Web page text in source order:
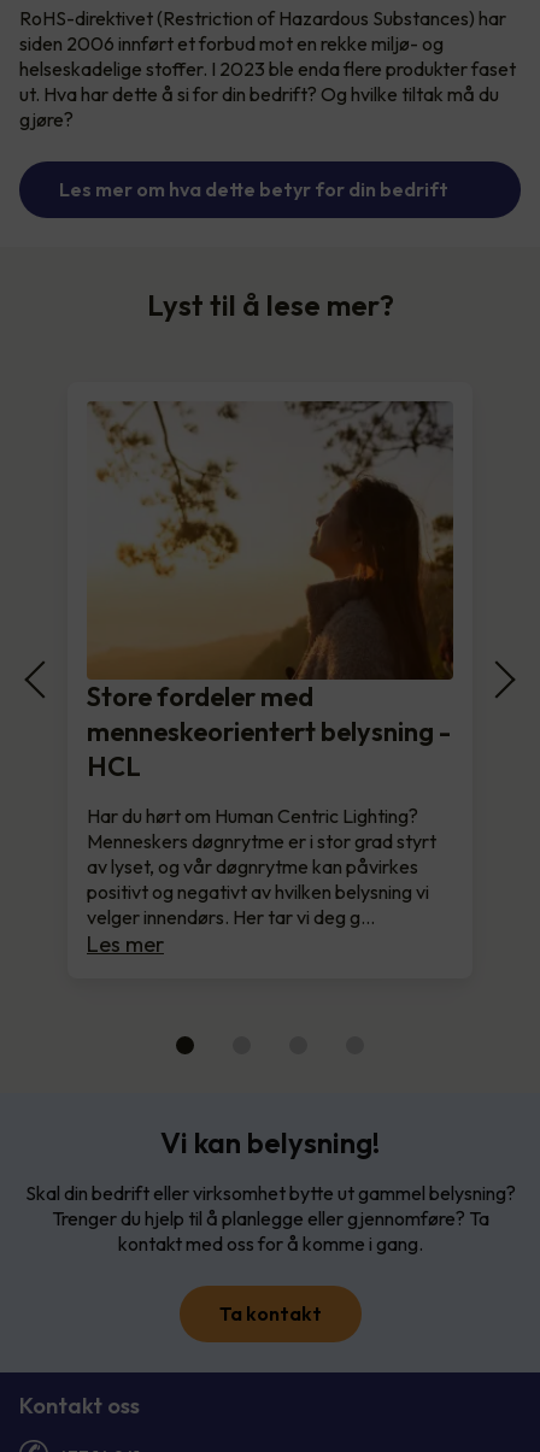
RoHS-direktivet (Restriction of Hazardous Substances) har
siden 2006 innført et forbud mot en rekke miljø- og
helseskadelige stoffer. I 2023 ble enda flere produkter faset
ut. Hva har dette å si for din bedrift? Og hvilke tiltak må du
gjøre?
Les mer om hva dette betyr for din bedrift
Lyst til å lese mer?
Store fordeler med
menneskeorientert belysning -
HCL
Har du hørt om Human Centric Lighting?
Menneskers døgnrytme er i stor grad styrt
av lyset, og vår døgnrytme kan påvirkes
positivt og negativt av hvilken belysning vi
velger innendørs. Her tar vi deg g…
Les mer
Vi kan belysning!
Skal din bedrift eller virksomhet bytte ut gammel belysning?
Trenger du hjelp til å planlegge eller gjennomføre? Ta
kontakt med oss for å komme i gang.
Ta kontakt
Kontakt oss